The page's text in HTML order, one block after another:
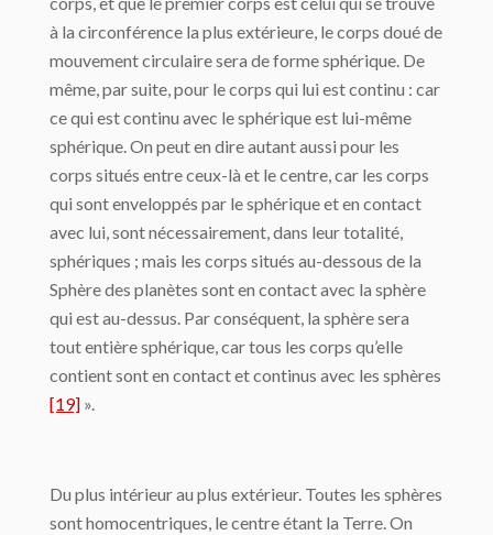
à la circonférence la plus extérieure, le corps doué de
mouvement circu­laire sera de forme sphérique. De
même, par suite, pour le corps qui lui est continu : car
ce qui est continu avec le sphérique est lui-même
sphérique. On peut en dire autant aussi pour les
corps situés entre ceux-là et le centre, car les corps
qui sont enveloppés par le sphérique et en contact
avec lui, sont nécessairement, dans leur totalité,
sphé­riques ; mais les corps situés au-dessous de la
Sphère des planètes sont en contact avec la sphère
qui est au-dessus. Par conséquent, la sphère sera
tout entière sphérique, car tous les corps qu’elle
contient sont en contact et continus avec les sphères
[19] ».
Du plus intérieur au plus extérieur. Toutes les sphères
sont homocentriques, le centre étant la Terre. On